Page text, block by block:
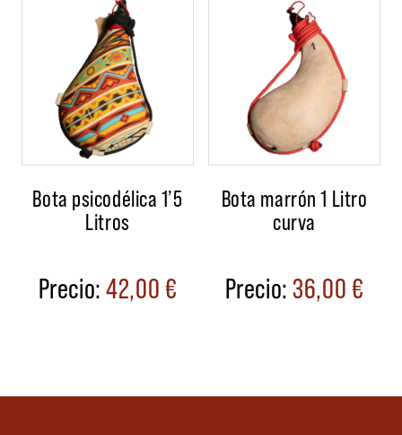
Bota psicodélica 1’5
Litros
42,00€
Bota marrón 1 Litro
curva
36,00€